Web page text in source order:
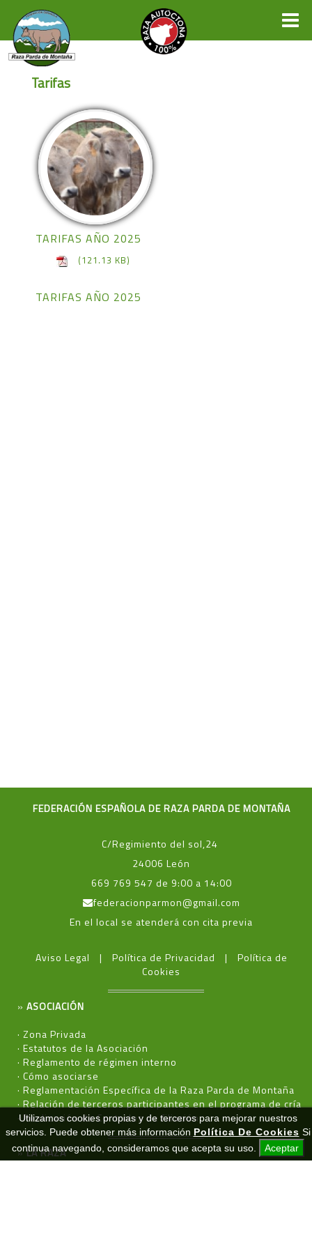
Tarifas
TARIFAS AÑO 2025
(121.13 KB)
TARIFAS AÑO 2025
FEDERACIÓN ESPAÑOLA DE RAZA PARDA DE MONTAÑA
C/Regimiento del sol,24
24006 León
669 769 547 de 9:00 a 14:00
federacionparmon@gmail.com
En el local se atenderá con cita previa
Aviso Legal Política de Privacidad
Política de
Cookies
» ASOCIACIÓN
· Zona Privada
· Estatutos de la Asociación
· Reglamento de régimen interno
· Cómo asociarse
· Reglamentación Específica de la Raza Parda de Montaña
·Relación de terceros participantes en el programa de cría
·Realización de Controles de filiación
»LA RAZA
Utilizamos cookies propias y de terceros para mejorar nuestros
servicios. Puede obtener más información Política De Cookies Si
continua navegando, consideramos que acepta su uso.
Aceptar